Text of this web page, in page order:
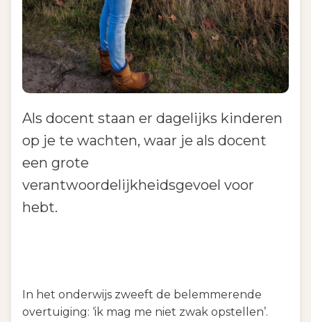
Als docent staan er dagelijks kinderen
op je te wachten, waar je als docent
een grote
verantwoordelijkheidsgevoel voor
hebt.
In het onderwijs zweeft de belemmerende
overtuiging: ‘ik mag me niet zwak opstellen’.